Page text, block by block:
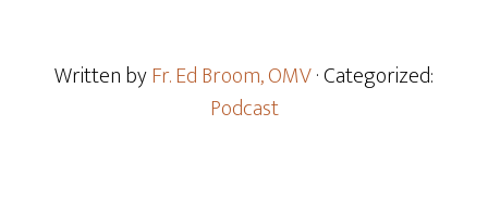
Written byFr. Ed Broom, OMV· Categorized:
Podcast